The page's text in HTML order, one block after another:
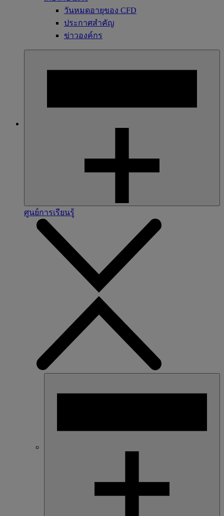
วันหมดอายุของ CFD
ประกาศสำคัญ
ข่าวองค์กร
ศูนย์การเรียนรู้